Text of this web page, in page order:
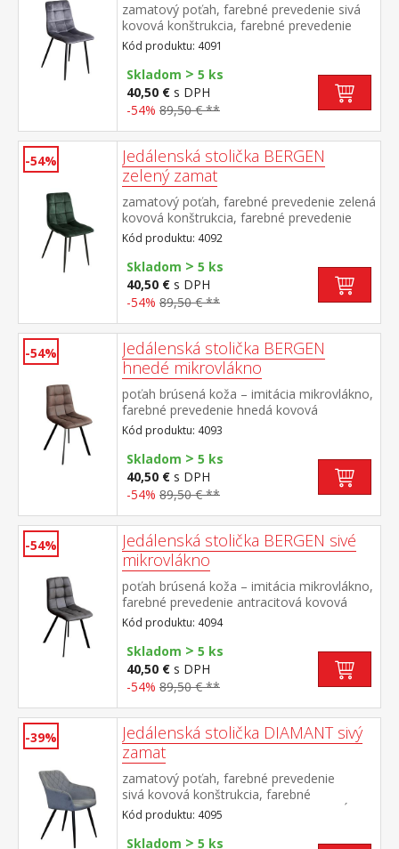
zamatový poťah, farebné prevedenie sivá
kovová konštrukcia, farebné prevedenie
čierna výška sedu 49 cm
Kód produktu: 4091
Skladom > 5 ks
40,50 € s DPH
-54% 89,50 € **
-54%
Jedálenská stolička BERGEN
zelený zamat
zamatový poťah, farebné prevedenie zelená
kovová konštrukcia, farebné prevedenie
čierna výška sedu 49 cm
Kód produktu: 4092
Skladom > 5 ks
40,50 € s DPH
-54% 89,50 € **
-54%
Jedálenská stolička BERGEN
hnedé mikrovlákno
poťah brúsená koža – imitácia mikrovlákno,
farebné prevedenie hnedá kovová
konštrukcia, farebné prevedenie čierna
výška sedu 51 cm
Kód produktu: 4093
Skladom > 5 ks
40,50 € s DPH
-54% 89,50 € **
-54%
Jedálenská stolička BERGEN sivé
mikrovlákno
poťah brúsená koža – imitácia mikrovlákno,
farebné prevedenie antracitová kovová
konštrukcia, farebné prevedenie čierna
výška sedu 51 cm
Kód produktu: 4094
Skladom > 5 ks
40,50 € s DPH
-54% 89,50 € **
-39%
Jedálenská stolička DIAMANT sivý
zamat
zamatový poťah, farebné prevedenie
sivá kovová konštrukcia, farebné
prevedenie čierna výška sedu 51 cm, hĺbka
sedu 45,5 cm šírka sedu v zadnej najužšej
časti 36 cm, v prednej časti 42 cm vhodná k
Kód produktu: 4095
Skladom > 5 ks